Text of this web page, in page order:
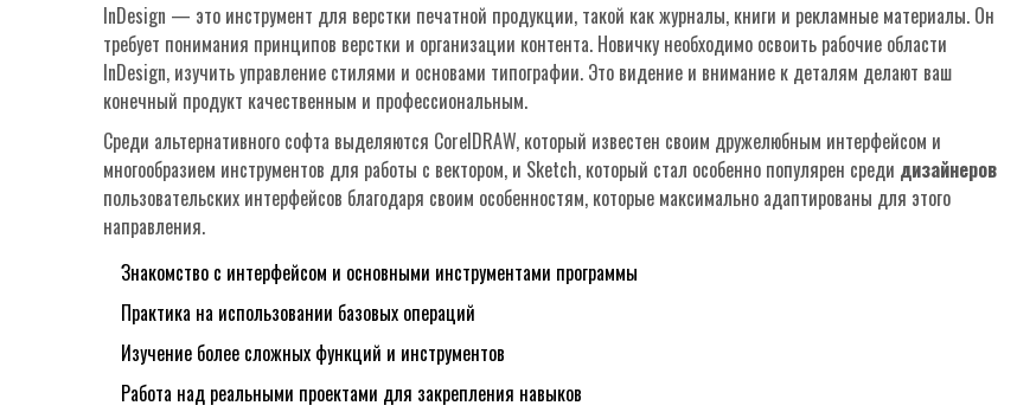
InDesign — это инструмент для верстки печатной продукции, такой как журналы, книги и рекламные материалы. Он
требует понимания принципов верстки и организации контента. Новичку необходимо освоить рабочие области
InDesign, изучить управление стилями и основами типографии. Это видение и внимание к деталям делают ваш
конечный продукт качественным и профессиональным.
Среди альтернативного софта выделяются CorelDRAW, который известен своим дружелюбным интерфейсом и
многообразием инструментов для работы с вектором, и Sketch, который стал особенно популярен среди дизайнеров
пользовательских интерфейсов благодаря своим особенностям, которые максимально адаптированы для этого
направления.
Знакомство с интерфейсом и основными инструментами программы
Практика на использовании базовых операций
Изучение более сложных функций и инструментов
Работа над реальными проектами для закрепления навыков